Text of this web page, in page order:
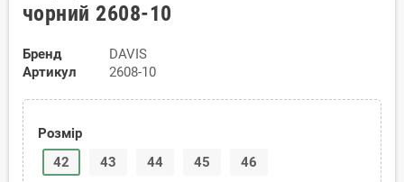
чорний 2608-10
Бренд
DAVIS
Артикул
2608-10
Розмір
42
43 44 45 46